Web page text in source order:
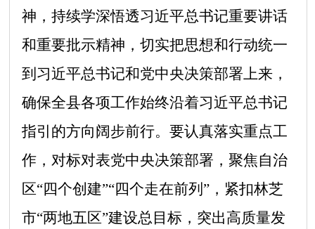
神，持续学深悟透习近平总书记重要讲话
和重要批示精神，切实把思想和行动统一
到习近平总书记和党中央决策部署上来，
确保全县各项工作始终沿着习近平总书记
指引的方向阔步前行。要认真落实重点工
作，对标对表党中央决策部署，聚焦自治
区“四个创建”“四个走在前列” ，紧扣林芝
市“两地五区”建设总目标，突出高质量发